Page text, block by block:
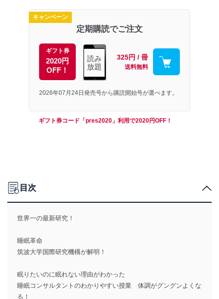
キャンペーン
定期購読でご注文
ギフト券
2020円
OFF！
読み
放題
325円 / 冊
送料無料
2026年07月24日発売号から購読開始号が選べます。
ギフト券コード「pres2020」利用で2020円OFF！
目次
世界一の最新研究！
睡眠革命
筑波大学国際研究機構が解明！
眠りたいのに眠れない理由がわかった
睡眠コンサルタントのわかりやすい授業 体調がグングンよくな
る！